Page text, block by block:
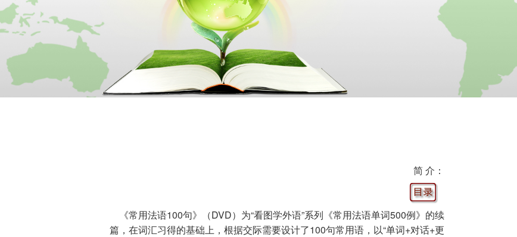
简 介：
《常用法语100句》（DVD）为“看图学外语”系列《常用法语单词500例》的续
篇，在词汇习得的基础上，根据交际需要设计了100句常用语，以“单词+对话+更